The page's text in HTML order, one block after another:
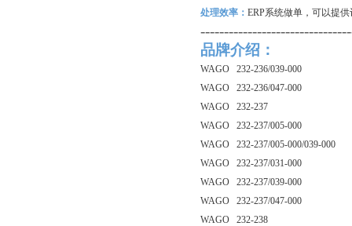
处理效率： ERP系统做单，可以提
品牌介绍：
WAGO 232-236/039-000
WAGO 232-236/047-000
WAGO 232-237
WAGO 232-237/005-000
WAGO 232-237/005-000/039-000
WAGO 232-237/031-000
WAGO 232-237/039-000
WAGO 232-237/047-000
WAGO 232-238